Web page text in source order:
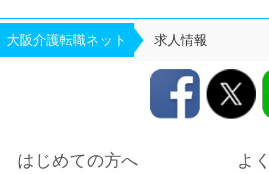
大阪介護転職ネット 求人情報
はじめての方へ よ